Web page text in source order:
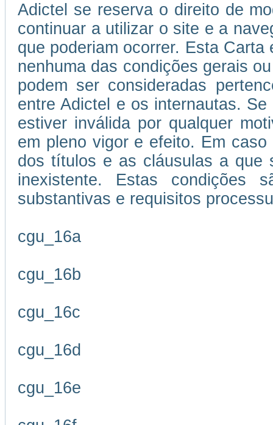
Adictel se reserva o direito de
continuar a utilizar o site e a
que poderiam ocorrer. Esta
nenhuma das condições gerais
podem ser consideradas
entre Adictel e os internautas.
estiver inválida por qualquer
em pleno vigor e efeito. Em
dos títulos e as cláusulas a que
inexistente. Estas condições
substantivas e requisitos
cgu_16a
cgu_16b
cgu_16c
cgu_16d
cgu_16e